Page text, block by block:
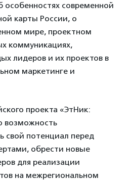
особенностях современной
карты России, о
мире, проектном
коммуникациях,
лидеров и их проектов в
маркетинге и
проекта «ЭтНик:
возможность
свой потенциал перед
обрести новые
для реализации
на межрегиональном